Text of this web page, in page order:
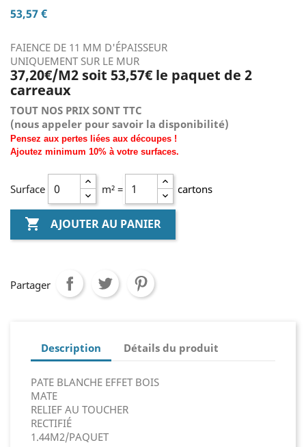
53,57 €
FAIENCE DE 11 MM D'ÉPAISSEUR
UNIQUEMENT SUR LE MUR
37,20€/M2 soit 53,57€ le paquet de 2
carreaux
TOUT NOS PRIX SONT TTC
(nous appeler pour savoir la disponibilité)
Pensez aux pertes liées aux découpes !
Ajoutez minimum 10% à votre surfaces.
Surface m² = cartons
 AJOUTER AU PANIER
Partager
Description Détails du produit
PATE BLANCHE EFFET BOIS
MATE
RELIEF AU TOUCHER
RECTIFIÉ
1.44M2/PAQUET